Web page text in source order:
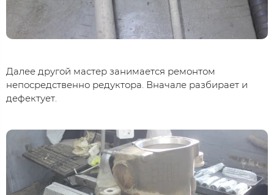
Далее другой мастер занимается ремонтом
непосредственно редуктора. Вначале разбирает и
дефектует.